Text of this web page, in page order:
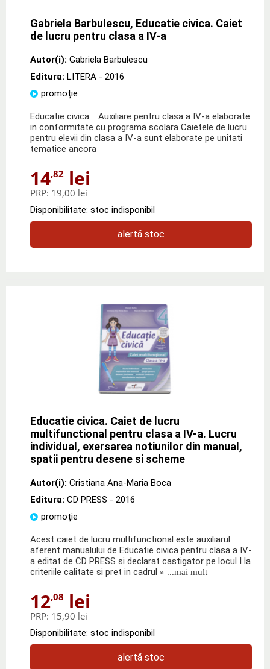
Gabriela Barbulescu, Educatie civica. Caiet
de lucru pentru clasa a IV-a
Autor(i): Gabriela Barbulescu
Editura: LITERA - 2016
promoție
Educatie civica. Auxiliare pentru clasa a IV‑a elaborate
in conformitate cu programa scolara Caietele de lucru
pentru elevii din clasa a IV‑a sunt elaborate pe unitati
tematice ancora
14,82 lei
PRP: 19,00 lei
Disponibilitate: stoc indisponibil
alertă stoc
Educatie civica. Caiet de lucru
multifunctional pentru clasa a IV-a. Lucru
individual, exersarea notiunilor din manual,
spatii pentru desene si scheme
Autor(i): Cristiana Ana-Maria Boca
Editura: CD PRESS - 2016
promoție
Acest caiet de lucru multifunctional este auxiliarul
aferent manualului de Educatie civica pentru clasa a IV-
a editat de CD PRESS si declarat castigator pe locul I la
criteriile calitate si pret in cadrul » ...mai mult
12,08 lei
PRP: 15,90 lei
Disponibilitate: stoc indisponibil
alertă stoc